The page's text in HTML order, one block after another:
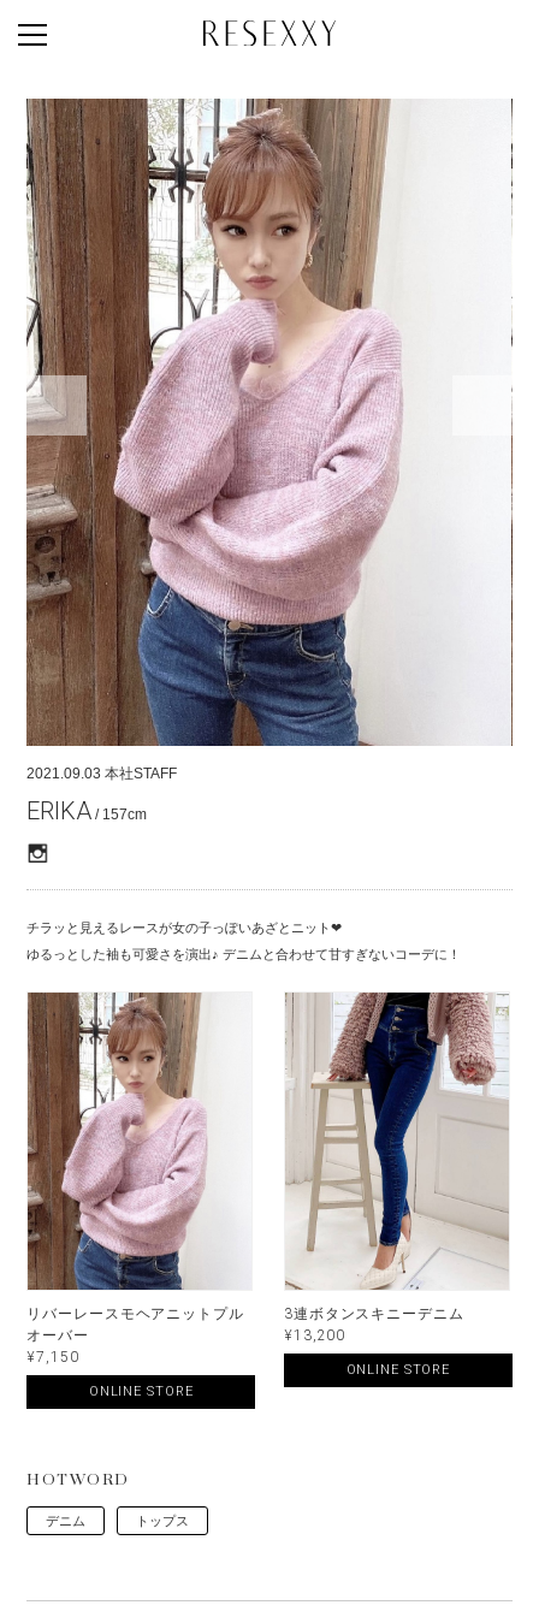
STAFF STYLE
2021.09.03 本社STAFF
ERIKA / 157cm
チラッと見えるレースが女の子っぽいあざとニット❤︎
ゆるっとした袖も可愛さを演出♪ デニムと合わせて甘すぎないコーデに！
リバーレースモヘアニットプル
オーバー
¥7,150
ONLINE STORE
3連ボタンスキニーデニム
¥13,200
ONLINE STORE
HOTWORD
デニム トップス
NEWS
MAGAZINE
LOOK BOOK
NEW ARRIVAL
RANKING
STYLE PHOTO
ACCOUNT
SHOP LIST
CONCEPT
ONLINE STORE
COMPANY
CONTACT
RECRUIT
FOR BUSINESS PARTNER